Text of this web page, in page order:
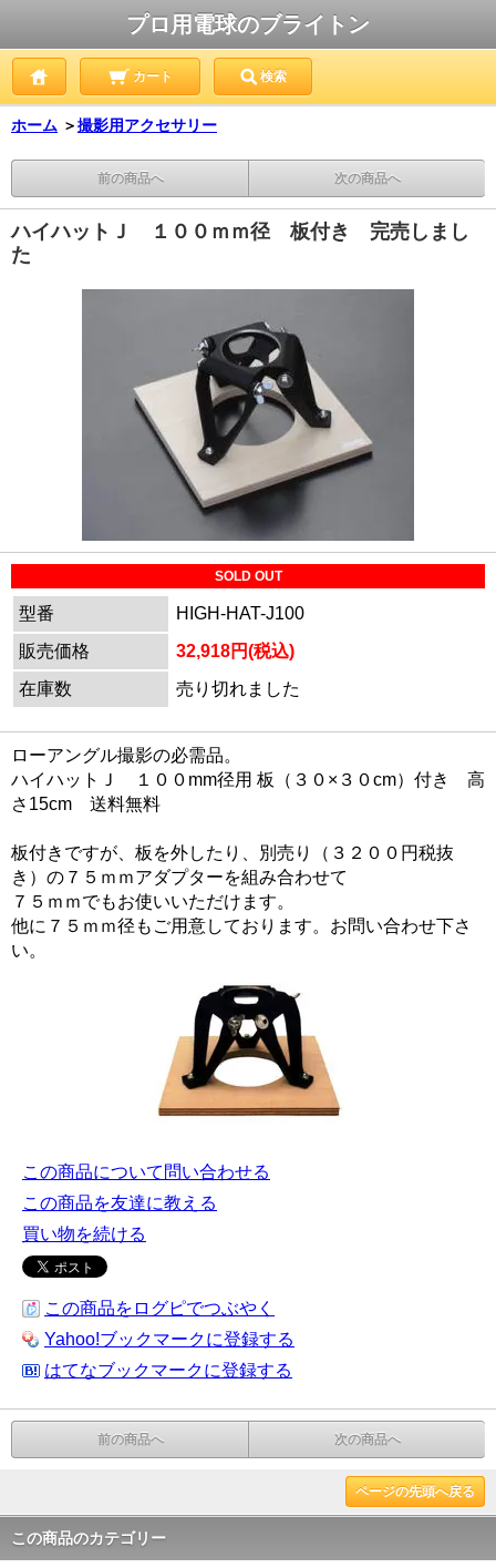
プロ用電球のブライトン
カート 検索
ホーム ＞撮影用アクセサリー
前の商品へ 次の商品へ
ハイハットＪ １００ｍｍ径 板付き 完売しまし
た
SOLD OUT
型番
HIGH-HAT-J100
販売価格
32,918円(税込)
在庫数
売り切れました
ローアングル撮影の必需品。
ハイハットＪ １００mm径用 板（３０×３０cm）付き 高
さ15cm 送料無料
板付きですが、板を外したり、別売り（３２００円税抜
き）の７５ｍｍアダプターを組み合わせて
７５ｍｍでもお使いいただけます。
他に７５ｍｍ径もご用意しております。お問い合わせ下さ
い。
この商品について問い合わせる
この商品を友達に教える
買い物を続ける
この商品をログピでつぶやく
Yahoo!ブックマークに登録する
はてなブックマークに登録する
前の商品へ 次の商品へ
ページの先頭へ戻る
この商品のカテゴリー